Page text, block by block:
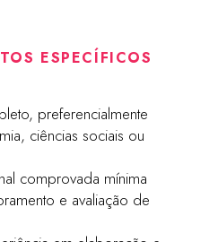
ESPECÍFICOS
preferencialmente
ciências sociais ou
comprovada mínima
e avaliação de